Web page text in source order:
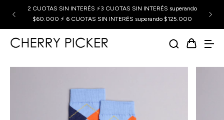
2 CUOTAS SIN INTERÉS ⚡3 CUOTAS SIN INTERÉS superando
$60.000 ⚡ 6 CUOTAS SIN INTERÉS superando $125.000